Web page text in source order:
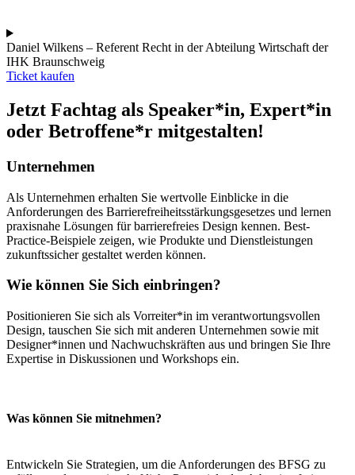
Daniel Wilkens – Referent Recht in der Abteilung Wirtschaft der
IHK Braunschweig
Ticket kaufen
Jetzt Fachtag als Speaker*in, Expert*in
oder Betroffene*r mitgestalten!
Unternehmen
Als Unternehmen erhalten Sie wertvolle Einblicke in die
Anforderungen des Barrierefreiheitsstärkungsgesetzes und lernen
praxisnahe Lösungen für barrierefreies Design kennen. Best-
Practice-Beispiele zeigen, wie Produkte und Dienstleistungen
zukunftssicher gestaltet werden können.
Wie können Sie Sich einbringen?
Positionieren Sie sich als Vorreiter*in im verantwortungsvollen
Design, tauschen Sie sich mit anderen Unternehmen sowie mit
Designer*innen und Nachwuchskräften aus und bringen Sie Ihre
Expertise in Diskussionen und Workshops ein.
Was können Sie mitnehmen?
Entwickeln Sie Strategien, um die Anforderungen des BFSG zu